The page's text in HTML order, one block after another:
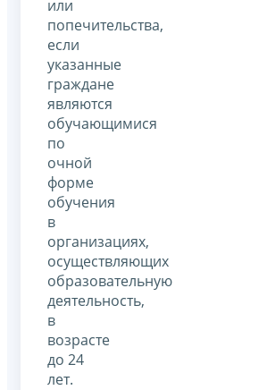
или
попечительства,
если
указанные
граждане
являются
обучающимися
по
очной
форме
обучения
в
организациях,
осуществляющих
образовательную
деятельность,
в
возрасте
до 24
лет.